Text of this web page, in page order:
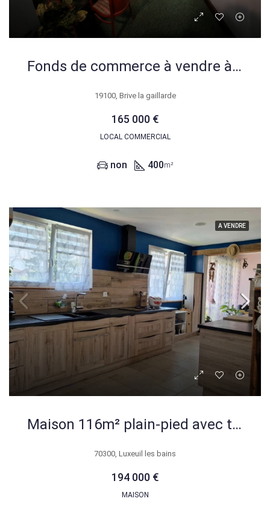
Fonds de commerce à vendre à Brive-la-Gaillarde – Pub, Bar ou Cabaret
19100, Brive la gaillarde
165 000 €
LOCAL COMMERCIAL
non 400m²
A VENDRE
Maison 116m² plain-pied avec terrasses à Luxeuil les bains
70300, Luxeuil les bains
194 000 €
MAISON